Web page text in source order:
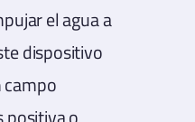
el agua a
dispositivo
campo